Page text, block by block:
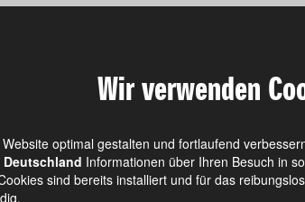
Wir verwenden
optimal gestalten und fortlaufend
Deutschland Informationen über Ihren Besuch in
sind bereits installiert und für das
Highlight